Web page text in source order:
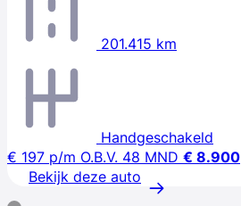
201.415 km
Handgeschakeld
€ 197 p/m O.B.V. 48 MND € 8.900
Bekijk deze auto